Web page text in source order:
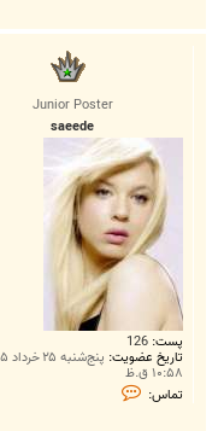
Junior Poster
saeede
پست: 126
تاریخ عضویت:
۱۰:۵۸ ق.ظ
تماس: